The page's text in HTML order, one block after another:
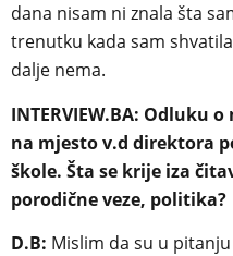
dana nisam ni znala šta
trenutku kada sam
dalje nema.
INTERVIEW.BA: Odluku
na mjesto v.d direktora
škole. Šta se krije iza
porodične veze, politika?
D.B: Mislim da su u